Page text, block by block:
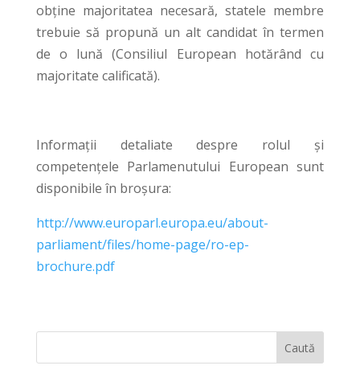
obține majoritatea necesară, statele membre
trebuie să propună un alt candidat în termen
de o lună (Consiliul European hotărând cu
majoritate calificată).
Informații detaliate despre rolul și
competențele Parlamenutului European sunt
disponibile în broșura:
http://www.europarl.europa.eu/about-
parliament/files/home-page/ro-ep-
brochure.pdf
Caută